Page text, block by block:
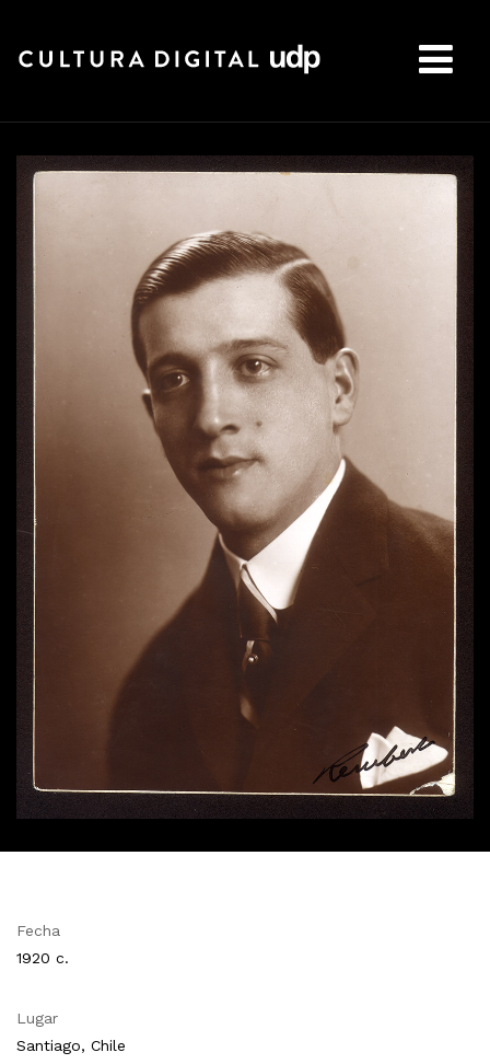
Fecha
1920 c.
Lugar
Santiago, Chile